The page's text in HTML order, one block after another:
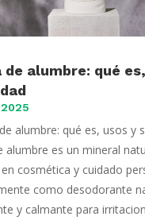
de alumbre: qué
alumbre: qué es, usos y
alumbre es un mineral
cosmética y cuidado
como desodorante
y calmante para